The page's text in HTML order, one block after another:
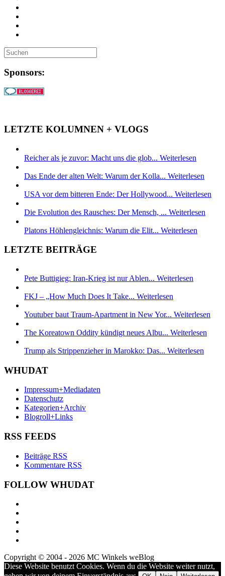
Sponsors:
LETZTE KOLUMNEN + VLOGS
Reicher als je zuvor: Macht uns die glob... Weiterlesen
Das Ende der alten Welt: Warum der Kolla... Weiterlesen
USA vor dem bitteren Ende: Der Hollywood... Weiterlesen
Die Evolution des Rausches: Der Mensch, ... Weiterlesen
Platons Höhlengleichnis: Warum die Elit... Weiterlesen
LETZTE BEITRÄGE
Pete Buttigieg: Iran-Krieg ist nur Ablen... Weiterlesen
FKJ – „How Much Does It Take... Weiterlesen
Youtuber baut Traum-Apartment in New Yor... Weiterlesen
The Koreatown Oddity kündigt neues Albu... Weiterlesen
Trump als Strippenzieher in Marokko: Das... Weiterlesen
WHUDAT
Impressum+Mediadaten
Datenschutz
Kategorien+Archiv
Blogroll+Links
RSS FEEDS
Beiträge RSS
Kommentare RSS
FOLLOW WHUDAT
Copyright © 2004 - 2026 MC Winkels weBlog
Diese Website benutzt Cookies. Wenn du die Website weiter nutzt,